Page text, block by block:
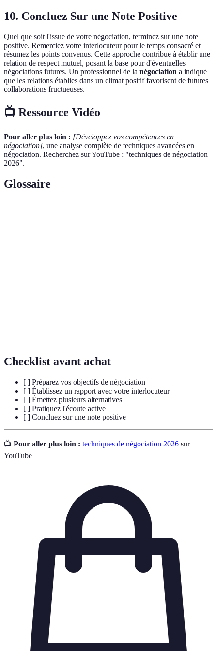
10. Concluez Sur une Note Positive
Quel que soit l'issue de votre négociation, terminez sur une note
positive. Remerciez votre interlocuteur pour le temps consacré et
résumez les points convenus. Cette approche contribue à établir une
relation de respect mutuel, posant la base pour d'éventuelles
négociations futures. Un professionnel de la négociation a indiqué
que les relations établies dans un climat positif favorisent de futures
collaborations fructueuses.
📺 Ressource Vidéo
Pour aller plus loin : [Développez vos compétences en
négociation], une analyse complète de techniques avancées en
négociation. Recherchez sur YouTube : "techniques de négociation
2026".
Glossaire
Checklist avant achat
[ ] Préparez vos objectifs de négociation
[ ] Établissez un rapport avec votre interlocuteur
[ ] Émettez plusieurs alternatives
[ ] Pratiquez l'écoute active
[ ] Concluez sur une note positive
📺 Pour aller plus loin : techniques de négociation 2026 sur
YouTube